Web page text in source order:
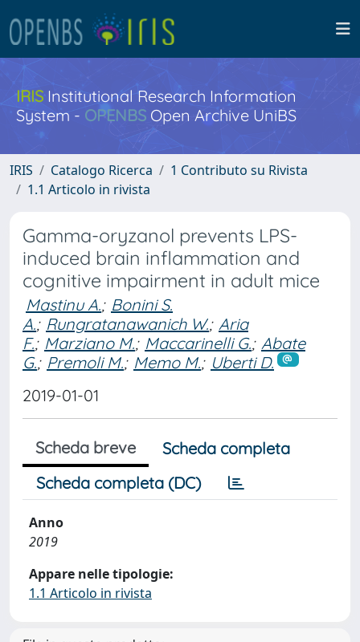
IRISInstitutional Research Information
System - OPENBS Open Archive UniBS
IRIS Catalogo Ricerca
1 Contributo su Rivista
1.1 Articolo in rivista
Gamma-oryzanol prevents LPS-
induced brain inflammation and
cognitive impairment in adult mice
Mastinu A.; Bonini S.
A.; Rungratanawanich W.; Aria
F.; Marziano M.; Maccarinelli G.; Abate
G.; Premoli M.; Memo M.; Uberti D.
2019-01-01
Scheda breve
Scheda completa
Scheda completa (DC)
Anno
2019
Appare nelle tipologie:
1.1 Articolo in rivista